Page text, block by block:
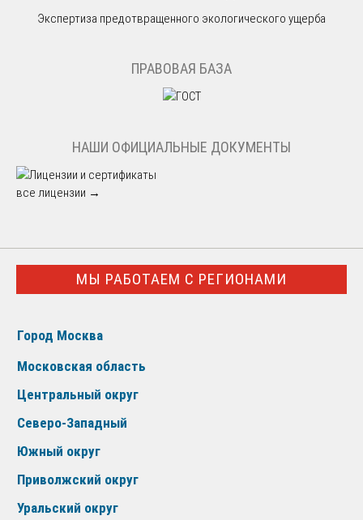
Экспертиза предотвращенного экологического ущерба
ПРАВОВАЯ БАЗА
НАШИ ОФИЦИАЛЬНЫЕ ДОКУМЕНТЫ
все лицензии →
МЫ РАБОТАЕМ С РЕГИОНАМИ
Город Москва
Московская область
Центральный округ
Северо-Западный
Южный округ
Приволжский округ
Уральский округ